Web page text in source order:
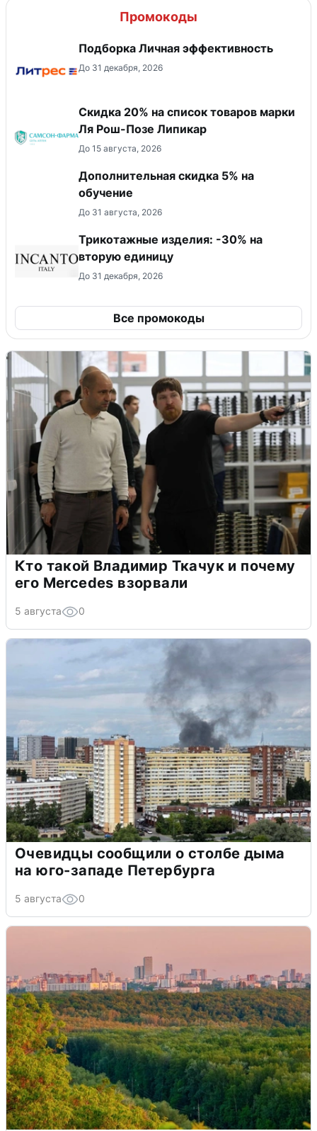
Промокоды
Подборка Личная эффективность
До 31 декабря, 2026
Скидка 20% на список товаров марки
Ля Рош-Позе Липикар
До 15 августа, 2026
Дополнительная скидка 5% на
обучение
До 31 августа, 2026
Трикотажные изделия: -30% на
вторую единицу
До 31 декабря, 2026
Все промокоды
Кто такой Владимир Ткачук и почему
его Mercedes взорвали
5 августа 0
Очевидцы сообщили о столбе дыма
на юго-западе Петербурга
5 августа 0